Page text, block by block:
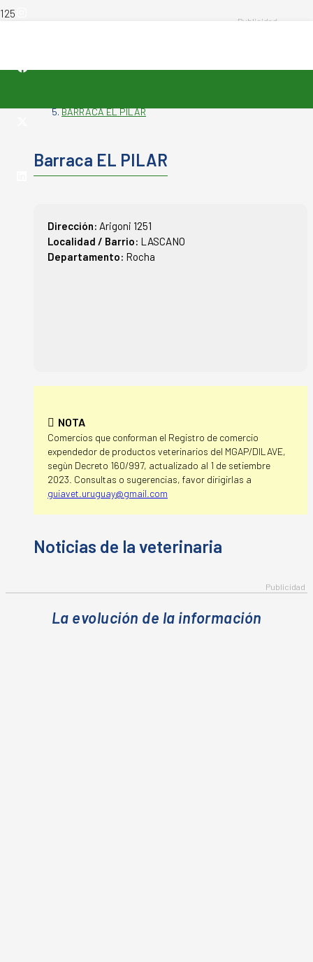
-
BARRACA EL PILAR
Barraca EL PILAR
Dirección: Arigoni 1251
Localidad / Barrio: LASCANO
Departamento: Rocha
NOTA
Comercios que conforman el Registro de comercio
expendedor de productos veterinarios del MGAP/DILAVE,
segùn Decreto 160/997, actualizado al 1 de setiembre
2023. Consultas o sugerencias, favor dirigirlas a
guiavet.uruguay@gmail.com
La evolución de la información